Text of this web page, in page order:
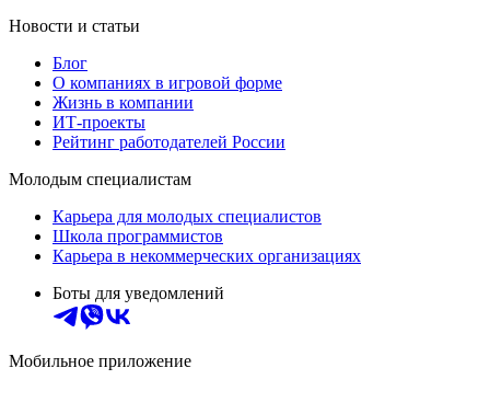
Новости и статьи
Блог
О компаниях в игровой форме
Жизнь в компании
ИТ-проекты
Рейтинг работодателей России
Молодым специалистам
Карьера для молодых специалистов
Школа программистов
Карьера в некоммерческих организациях
Боты для уведомлений
Мобильное приложение